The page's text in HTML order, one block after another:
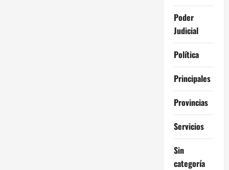
Poder
Judicial
Política
Principales
Provincias
Servicios
Sin
categoría